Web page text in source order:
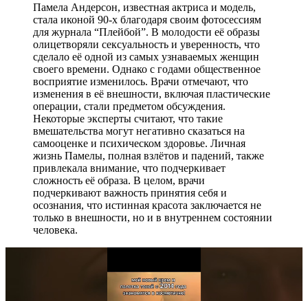
Памела Андерсон, известная актриса и модель,
стала иконой 90-х благодаря своим фотосессиям
для журнала “Плейбой”. В молодости её образы
олицетворяли сексуальность и уверенность, что
сделало её одной из самых узнаваемых женщин
своего времени. Однако с годами общественное
восприятие изменилось. Врачи отмечают, что
изменения в её внешности, включая пластические
операции, стали предметом обсуждения.
Некоторые эксперты считают, что такие
вмешательства могут негативно сказаться на
самооценке и психическом здоровье. Личная
жизнь Памелы, полная взлётов и падений, также
привлекала внимание, что подчеркивает
сложность её образа. В целом, врачи
подчеркивают важность принятия себя и
осознания, что истинная красота заключается не
только в внешности, но и в внутреннем состоянии
человека.